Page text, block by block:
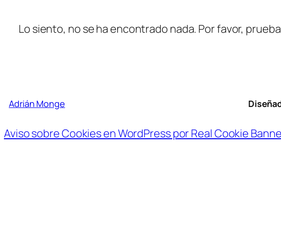
Lo siento, no se ha encontrado nada. Por favor,
Adrián Monge
Aviso sobre Cookies en WordPress por Real Cookie